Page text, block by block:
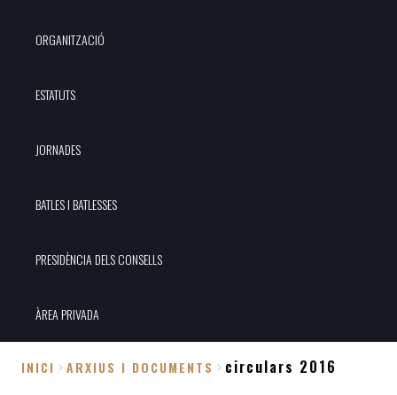
ORGANITZACIÓ
ESTATUTS
JORNADES
BATLES I BATLESSES
PRESIDÈNCIA DELS CONSELLS
ÀREA PRIVADA
INICI ARXIUS I DOCUMENTS circulars 2016